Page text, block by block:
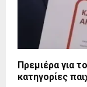
Πρεμιέρα για
κατηγορίες